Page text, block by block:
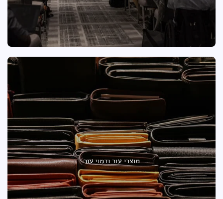
מוצרי עור ודמוי עור